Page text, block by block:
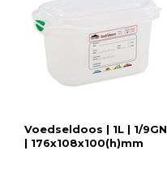
Voedseldoos | 1L | 1/9GN
| 176x108x100(h)mm